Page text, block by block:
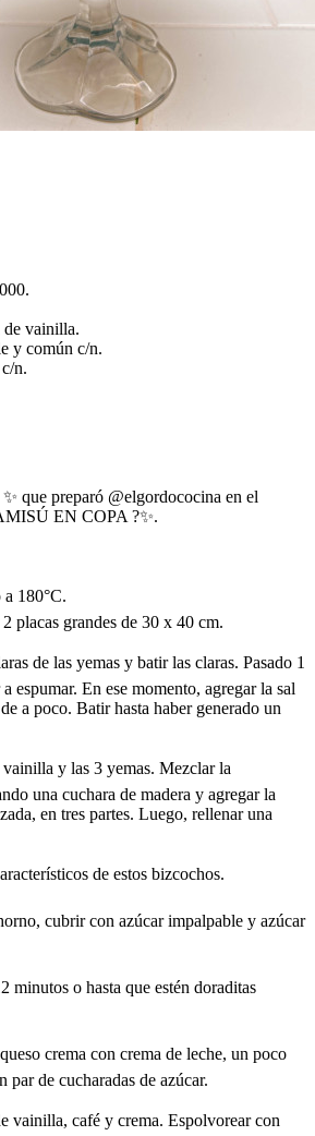
de vainilla.
y común c/n.
n.
que preparó @elgordococina en el
EN COPA ?✨.
a 180°C.
placas grandes de 30 x 40 cm.
de las yemas y batir las claras. Pasado 1
espumar. En ese momento, agregar la sal
a poco. Batir hasta haber generado un
vainilla y las 3 yemas. Mezclar la
una cuchara de madera y agregar la
en tres partes. Luego, rellenar una
de estos bizcochos.
cubrir con azúcar impalpable y azúcar
minutos o hasta que estén doraditas
crema con crema de leche, un poco
par de cucharadas de azúcar.
vainilla, café y crema. Espolvorear con